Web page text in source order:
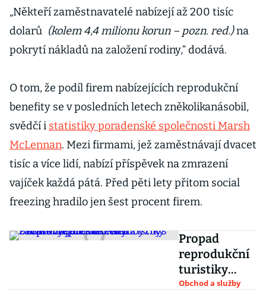
„Někteří zaměstnavatelé nabízejí až 200 tisíc
dolarů (kolem 4,4 milionu korun – pozn. red.)na
pokrytí nákladů na založení rodiny,“ dodává.
O tom, že podíl firem nabízejících reprodukční
benefity se v posledních letech zněkolikanásobil,
svědčí i statistiky poradenské společnosti Marsh
McLennan. Mezi firmami, jež zaměstnávají dvacet
tisíc a více lidí, nabízí příspěvek na zmrazení
vajíček každá pátá. Před pěti lety přitom social
freezing hradilo jen šest procent firem.
Propad
reprodukční
turistiky
zavařil nejen
Obchod a služby